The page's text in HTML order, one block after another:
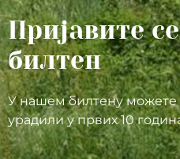
Пријавите
билтен
У нашем билтену можете
урадили у првих 10